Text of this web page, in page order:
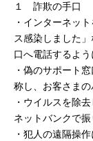
セキュリティ
使い方
困った時は
１ 詐欺の手口
・インターネッ
ス感染しました
口へ電話するよう
・偽のサポート
称し、お客さまの
・ウイルスを除
ネットバンクで振
・犯人の遠隔操